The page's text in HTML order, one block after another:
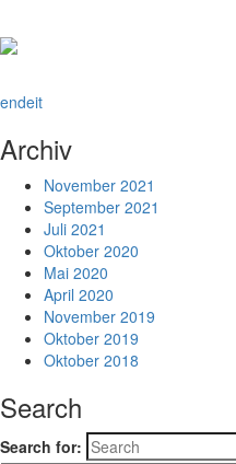
endeit
Archiv
November 2021
September 2021
Juli 2021
Oktober 2020
Mai 2020
April 2020
November 2019
Oktober 2019
Oktober 2018
Search
Search for: